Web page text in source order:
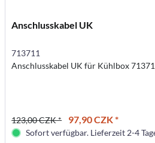
Anschlusskabel UK
713711
Anschlusskabel UK für Kühlbox
123,00 CZK * 97,90 CZK *
Sofort verfügbar. Lieferzeit 2-4